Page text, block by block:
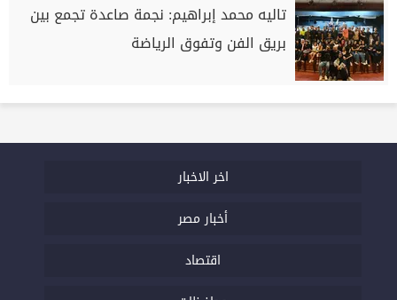
تاليه محمد إبراهيم: نجمة صاعدة تجمع بين
بريق الفن وتفوق الرياضة
اخر الاخبار
أخبار مصر
اقتصاد